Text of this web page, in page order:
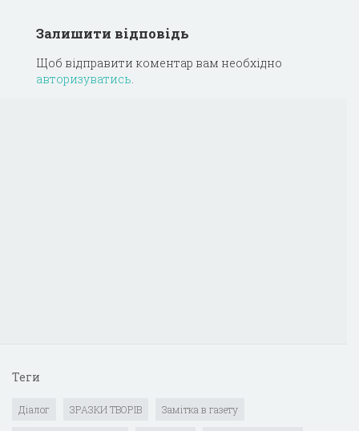
Залишити відповідь
Щоб відправити коментар вам необхідно
авторизуватись.
Теги
Діалог ЗРАЗКИ ТВОРІВ Замітка в газету